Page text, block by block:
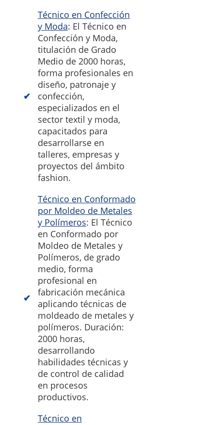
Técnico en Confección
y Moda: El Técnico en
Confección y Moda,
titulación de Grado
Medio de 2000 horas,
forma profesionales en
diseño, patronaje y
confección,
especializados en el
sector textil y moda,
capacitados para
desarrollarse en
talleres, empresas y
proyectos del ámbito
fashion.
Técnico en Conformado
por Moldeo de Metales
y Polímeros: El Técnico
en Conformado por
Moldeo de Metales y
Polímeros, de grado
medio, forma
profesional en
fabricación mecánica
aplicando técnicas de
moldeado de metales y
polímeros. Duración:
2000 horas,
desarrollando
habilidades técnicas y
de control de calidad
en procesos
productivos.
Técnico en